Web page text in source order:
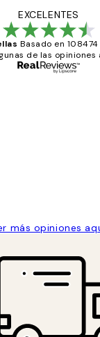
EXCELENTES
Basado en
de las opiniones
más opiniones